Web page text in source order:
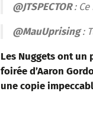
@JTSPECTOR: Ce
@MauUprising:
Les Nuggets ont un
foirée d’Aaron
une copie